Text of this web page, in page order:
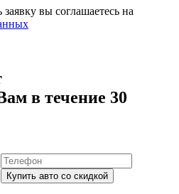
вы соглашаетесь на
в течение 30
Купить авто со скидкой